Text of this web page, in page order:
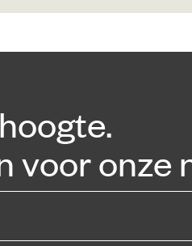
voor onze